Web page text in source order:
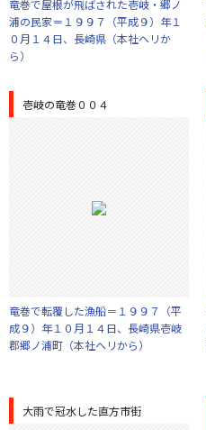
竜巻で屋根が飛ばされた壱岐・郷ノ
浦の民家＝１９９７（平成９）年１
０月１４日、長崎県（本社ヘリか
ら）
壱岐の竜巻００４
竜巻で転覆した漁船＝１９９７（平
成９）年１０月１４日、長崎県壱岐
郡郷ノ浦町（本社ヘリから）
大雨で冠水した直方市街